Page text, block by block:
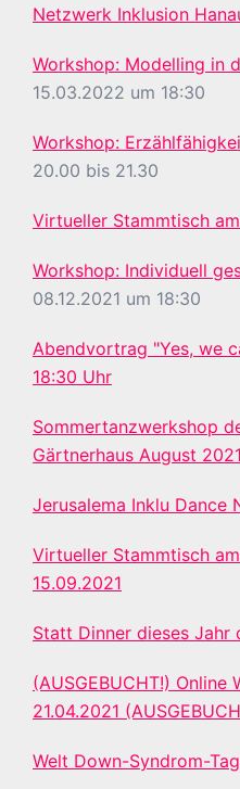
Netzwerk Inklusion
Workshop: Modelling in
15.03.2022 um 18:30
Workshop:
20.00 bis 21.30
Virtueller Stammtisch
Workshop: Individuell
08.12.2021 um 18:30
Abendvortrag "Yes, we
18:30 Uhr
Sommertanzwerkshop
Gärtnerhaus August 2021
Jerusalema Inklu Dance
Virtueller Stammtisch
15.09.2021
Statt Dinner dieses Jahr
(AUSGEBUCHT!)
21.04.2021
Welt Down-Syndrom-